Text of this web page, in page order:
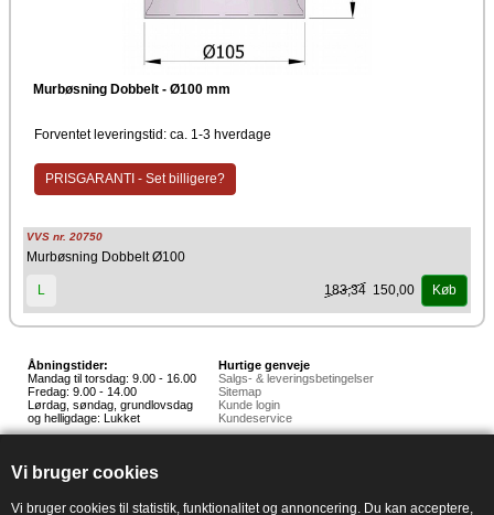
Vi bruger cookies
Vi bruger cookies til statistik, funktionalitet og annoncering. Du kan acceptere,
Murbøsning Dobbelt - Ø100 mm
Forventet leveringstid: ca. 1-3 hverdage
PRISGARANTI - Set billigere?
VVS nr. 20750
Murbøsning Dobbelt Ø100
L 183,34 150,00 Køb
Åbningstider:
Mandag til torsdag: 9.00 - 16.00
Fredag: 9.00 - 14.00
Lørdag, søndag, grundlovsdag
og helligdage: Lukket
Hurtige genveje
Salgs- & leveringsbetingelser
Sitemap
Kunde login
Kundeservice
Hunnerupvej 3, 6920 Videbæk
E-mail:salg@hedestoker.dk
PA: